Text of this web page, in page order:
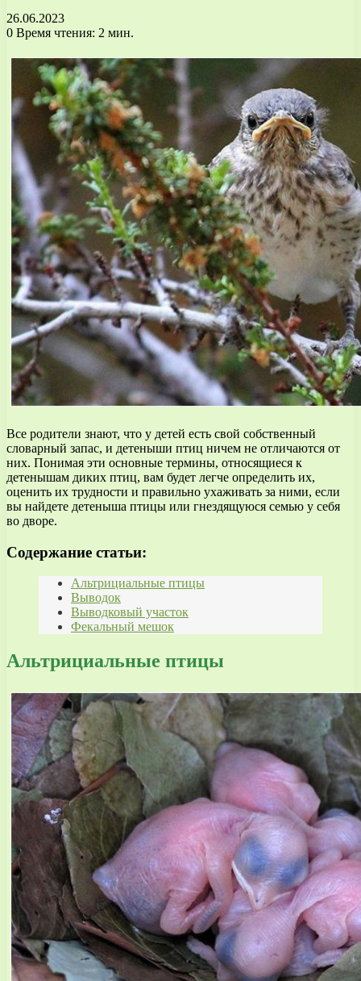
26.06.2023
0 Время чтения: 2 мин.
Все родители знают, что у детей есть свой собственный
словарный запас, и детеныши птиц ничем не отличаются от
них. Понимая эти основные термины, относящиеся к
детенышам диких птиц, вам будет легче определить их,
оценить их трудности и правильно ухаживать за ними, если
вы найдете детеныша птицы или гнездящуюся семью у себя
во дворе.
Содержание статьи:
Альтрициальные птицы
Выводок
Выводковый участок
Фекальный мешок
Альтрициальные птицы